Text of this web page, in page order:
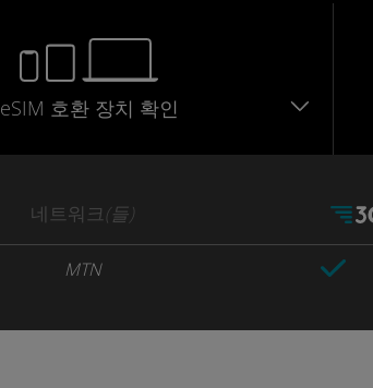
eSIM 호환 장치 확인
네트워크(들)
MTN